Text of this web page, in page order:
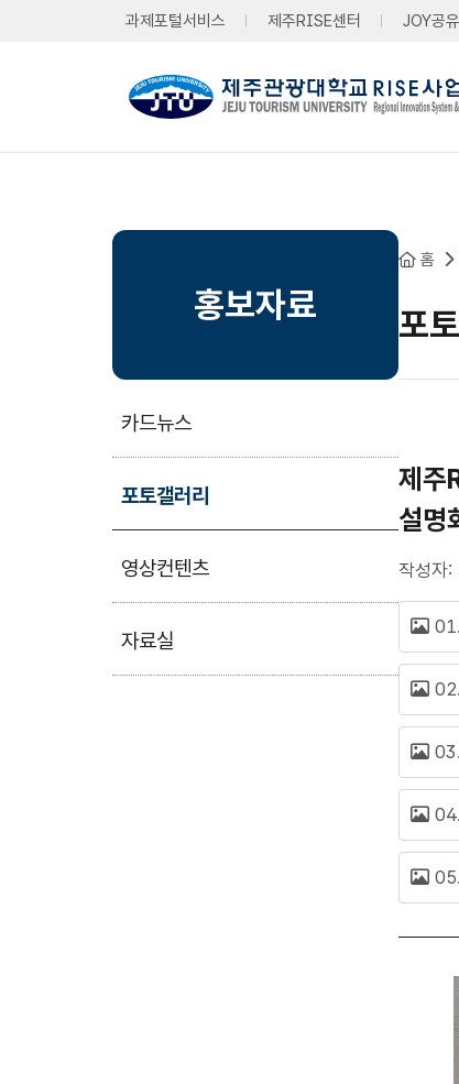
과제포털서비스 제주RISE센터 JOY공
홍보자료
카드뉴스
포토갤러리
영상컨텐츠
자료실
홈
포
제주
설명
작성자: